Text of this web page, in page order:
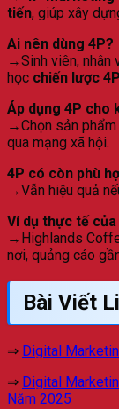
tiến, giúp xây
Ai nên dùng 4P?
→Sinh viên, nhân
học chiến lược
Áp dụng 4P cho
→Chọn sản phẩm
qua mạng xã hội.
4P có còn phù
→Vẫn hiệu quả
Ví dụ thực tế của
→Highlands
nơi, quảng cáo
Bài Viết
⇒ Digital
⇒ Digital
Năm 2025